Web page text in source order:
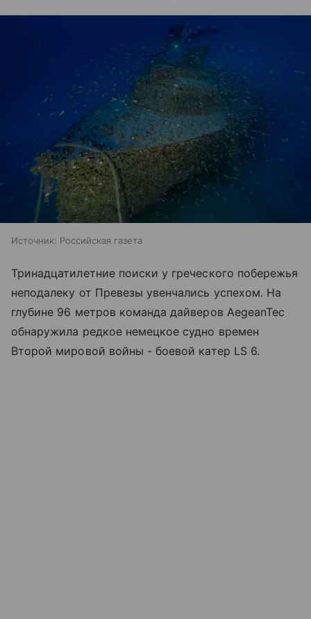
Источник: Российская газета
Тринадцатилетние поиски у греческого побережья
неподалеку от Превезы увенчались успехом. На
глубине 96 метров команда дайверов AegeanTec
обнаружила редкое немецкое судно времен
Второй мировой войны - боевой катер LS 6.